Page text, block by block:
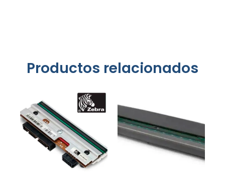
Productos relacionados